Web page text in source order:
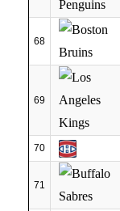
68
69
70
71